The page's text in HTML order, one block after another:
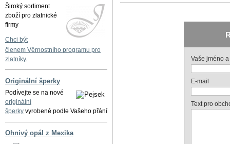
Široký sortiment
zboží pro zlatnické
firmy
Chci být
členem Věrnostního programu pro
zlatníky.
Originální šperky
Podívejte se na nové
originální
šperky vyrobené podle Vašeho přání
Ohnivý opál z Mexika
Vaše jméno
E-mail
Text pro